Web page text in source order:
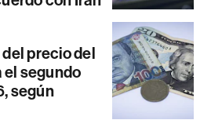
precio del
el segundo
según